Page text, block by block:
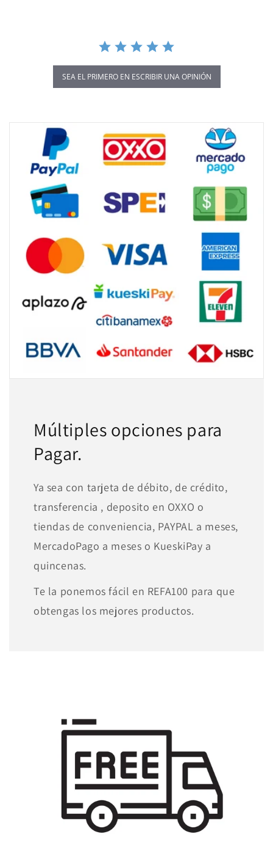
SEA EL PRIMERO EN ESCRIBIR UNA OPINIÓN
Múltiples opciones para
Pagar.
Ya sea con tarjeta de débito, de crédito,
transferencia , deposito en OXXO o
tiendas de conveniencia, PAYPAL a meses,
MercadoPago a meses o KueskiPay a
quincenas.
Te la ponemos fácil en REFA100 para que
obtengas los mejores productos.